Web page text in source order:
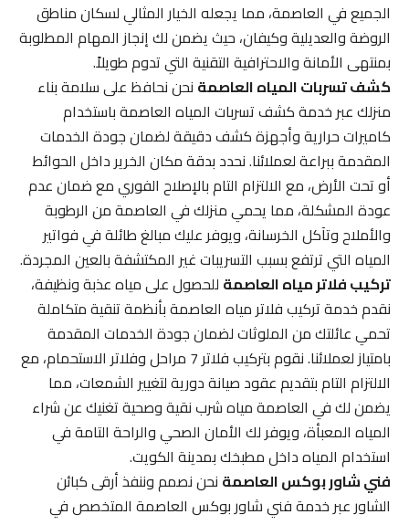
الجميع في العاصمة، مما يجعله الخيار المثالي لسكان مناطق
الروضة والعديلية وكيفان، حيث يضمن لك إنجاز المهام المطلوبة
بمنتهى الأمانة والاحترافية التقنية التي تدوم طويلاً.
كشف تسربات المياه العاصمةنحن نحافظ على سلامة بناء
منزلك عبر خدمة كشف تسربات المياه العاصمة باستخدام
كاميرات حرارية وأجهزة كشف دقيقة لضمان جودة الخدمات
المقدمة ببراعة لعملائنا. نحدد بدقة مكان الخرير داخل الحوائط
أو تحت الأرض، مع الالتزام التام بالإصلاح الفوري مع ضمان عدم
عودة المشكلة، مما يحمي منزلك في العاصمة من الرطوبة
والأملاح وتآكل الخرسانة، ويوفر عليك مبالغ طائلة في فواتير
المياه التي ترتفع بسبب التسريبات غير المكتشفة بالعين المجردة.
تركيب فلاتر مياه العاصمةللحصول على مياه عذبة ونظيفة،
نقدم خدمة تركيب فلاتر مياه العاصمة بأنظمة تنقية متكاملة
تحمي عائلتك من الملوثات لضمان جودة الخدمات المقدمة
بامتياز لعملائنا. نقوم بتركيب فلاتر 7 مراحل وفلاتر الاستحمام، مع
الالتزام التام بتقديم عقود صيانة دورية لتغيير الشمعات، مما
يضمن لك في العاصمة مياه شرب نقية وصحية تغنيك عن شراء
المياه المعبأة، ويوفر لك الأمان الصحي والراحة التامة في
استخدام المياه داخل مطبخك بمدينة الكويت.
فني شاور بوكس العاصمةنحن نصمم وننفذ أرقى كبائن
الشاور عبر خدمة فني شاور بوكس العاصمة المتخصص في